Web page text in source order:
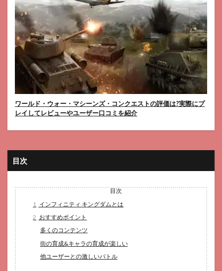
ワールド・ウォー・マシーンズ・コンクエストの評価は?実際にプ
レイしてレビューやユーザー口コミを紹介
目次
目次
1 インフィニティ キングダムとは
2 おすすめポイント
多くのコンテンツ
街の育成&キャラの育成が楽しい
他ユーザーとの激しいバトル